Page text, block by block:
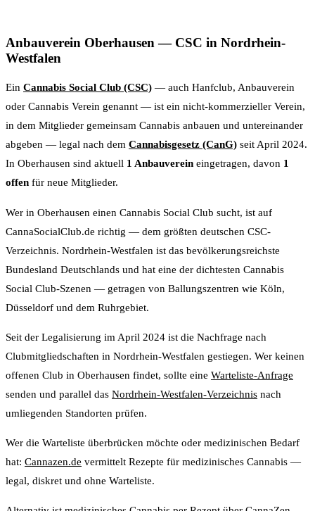
Anbauverein Oberhausen — CSC in Nordrhein-
Westfalen
Ein Cannabis Social Club (CSC) — auch Hanfclub, Anbauverein
oder Cannabis Verein genannt — ist ein nicht-kommerzieller Verein,
in dem Mitglieder gemeinsam Cannabis anbauen und untereinander
abgeben — legal nach dem Cannabisgesetz (CanG) seit April 2024.
In Oberhausen sind aktuell 1 Anbauverein eingetragen, davon 1
offen für neue Mitglieder.
Wer in Oberhausen einen Cannabis Social Club sucht, ist auf
CannaSocialClub.de richtig — dem größten deutschen CSC-
Verzeichnis. Nordrhein-Westfalen ist das bevölkerungsreichste
Bundesland Deutschlands und hat eine der dichtesten Cannabis
Social Club-Szenen — getragen von Ballungszentren wie Köln,
Düsseldorf und dem Ruhrgebiet.
Seit der Legalisierung im April 2024 ist die Nachfrage nach
Clubmitgliedschaften in Nordrhein-Westfalen gestiegen. Wer keinen
offenen Club in Oberhausen findet, sollte eine Warteliste-Anfrage
senden und parallel das Nordrhein-Westfalen-Verzeichnis nach
umliegenden Standorten prüfen.
Wer die Warteliste überbrücken möchte oder medizinischen Bedarf
hat: Cannazen.de vermittelt Rezepte für medizinisches Cannabis —
legal, diskret und ohne Warteliste.